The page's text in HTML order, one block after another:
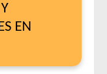
Mediana y Grande
Pequeña
Renal
EN